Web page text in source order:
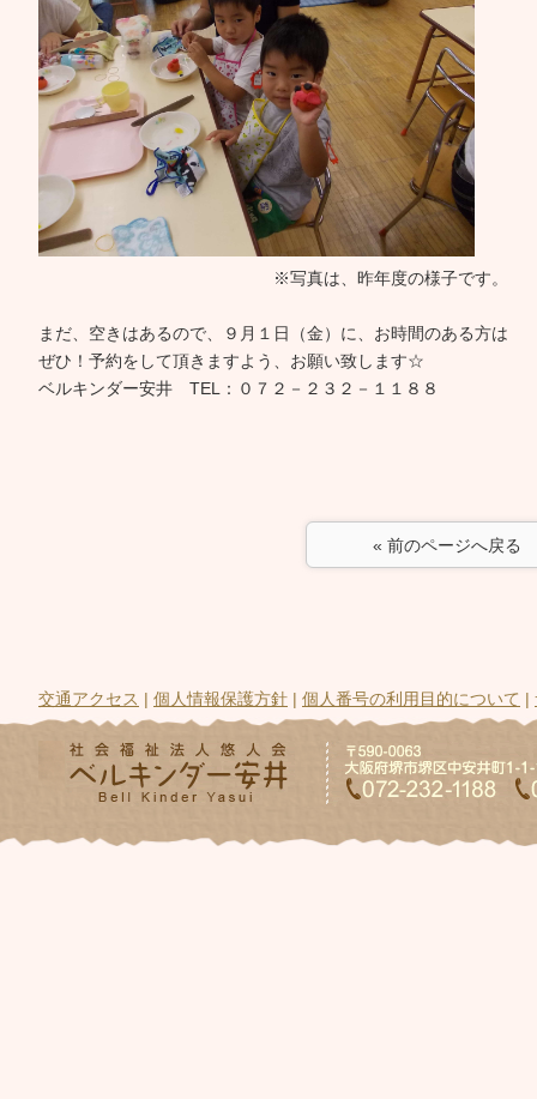
※写真は、昨年度の様子です。
まだ、空きはあるので、９月１日（金）に、お時間のある方は
ぜひ！予約をして頂きますよう、お願い致します☆
ベルキンダー安井 TEL：０７２－２３２－１１８８
« 前のページへ戻る
交通アクセス | 個人情報保護方針 | 個人番号の利用目的について |